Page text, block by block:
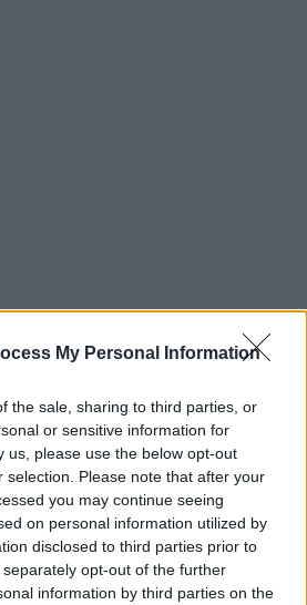
My Personal Information
the sale, sharing to third parties, or
or sensitive information for
us, please use the below opt-out
selection. Please note that after your
you may continue seeing
on personal information utilized by
disclosed to third parties prior to
opt-out of the further
information by third parties on the